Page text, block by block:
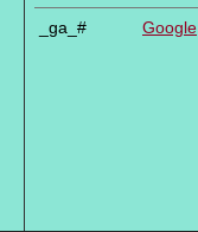
_ga_# Google